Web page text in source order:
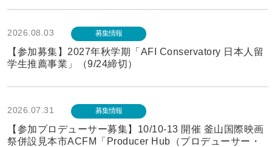
2026.08.03 募集情報
【参加募集】2027年秋学期「AFI Conservatory 日本人留
学生推薦事業」（9/24締切）
2026.07.31 募集情報
【参加プロデューサー募集】10/10-13 開催 釜山国際映画
祭併設見本市ACFM「Producer Hub（プロデューサー・